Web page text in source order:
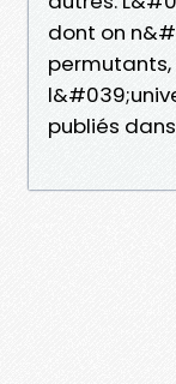
dont on
publiés